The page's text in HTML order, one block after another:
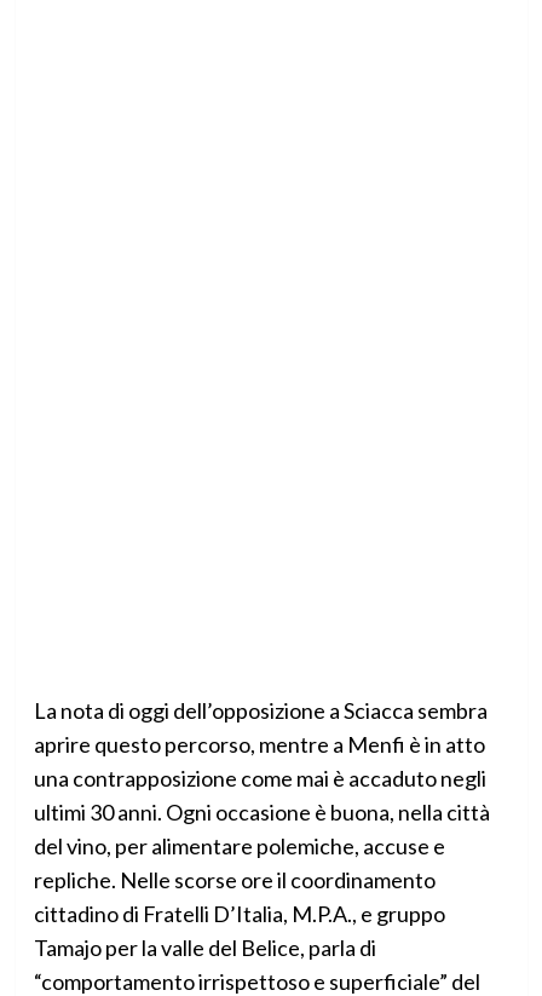
La nota di oggi dell’opposizione a Sciacca sembra
aprire questo percorso, mentre a Menfi è in atto
una contrapposizione come mai è accaduto negli
ultimi 30 anni. Ogni occasione è buona, nella città
del vino, per alimentare polemiche, accuse e
repliche. Nelle scorse ore il coordinamento
cittadino di Fratelli D’Italia, M.P.A., e gruppo
Tamajo per la valle del Belice, parla di
“comportamento irrispettoso e superficiale” del